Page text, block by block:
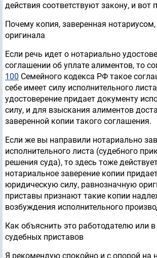
действия соответствуют закону, и вот
Почему копия, заверенная
оригинала
Если речь идет о нотариально
соглашении об уплате алиментов, то
100 Семейного кодекса РФ такое
себе имеет силу исполнительного
удостоверение придает документу
силу, и для взыскания алиментов
заверенной копии такого соглашения.
Если же вы направили нотариально
исполнительного листа (судебного
решения суда), то здесь тоже
нотариальное заверение копии
юридическую силу, равнозначную
приставы признают такие копии
возбуждения исполнительного
Как объяснить это работодателю или
судебных приставов
Я рекомендую спокойно и с опорой на